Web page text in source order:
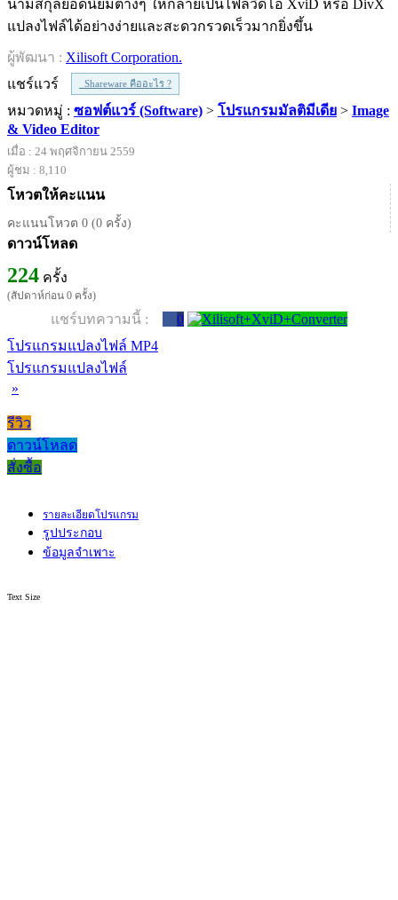
นามสกุลยอดนิยมต่างๆ ให้กลายเป็นไฟล์วิดีโอ XviD หรือ DivX
แปลงไฟล์ได้อย่างง่ายและสะดวกรวดเร็วมากยิ่งขึ้น
ผู้พัฒนา : Xilisoft Corporation.
แชร์แวร์
Shareware คืออะไร ?
หมวดหมู่ : ซอฟต์แวร์ (Software) > โปรแกรมมัลติมีเดีย > Image
& Video Editor
เมื่อ : 24 พฤศจิกายน 2559
ผู้ชม : 8,110
โหวตให้คะแนน
คะแนนโหวต 0 (0 ครั้ง)
ดาวน์โหลด
224 ครั้ง
(สัปดาห์ก่อน 0 ครั้ง)
แชร์บทความนี้ :
0
โปรแกรมแปลงไฟล์ MP4
โปรแกรมแปลงไฟล์
»
รีวิว
ดาวน์โหลด
สั่งซื้อ
รายละเอียดโปรแกรม
รูปประกอบ
ข้อมูลจำเพาะ
Text Size